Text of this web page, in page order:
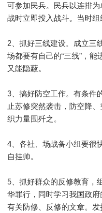
可参加民兵。民兵以连排为
战时立即投入战斗。当时组
2、抓好三线建设。成立三
场都要有自己的“三线”，能
又能隐蔽。
3、搞好防空工作。有条件
止苏修突然袭击，防空降
织力量围歼之。
4、各社、场战备小组要很
自挂帅。
5、抓好群众的反修教育，
华罪行，同时学习我国政
有关防修、反修的文章。发